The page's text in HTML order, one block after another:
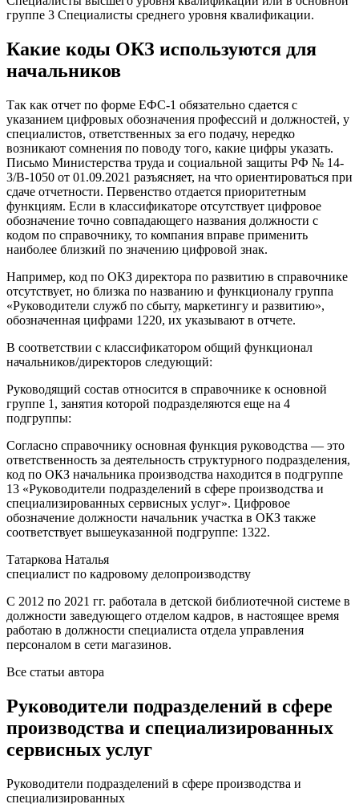
группе 3 Специалисты среднего уровня квалификации.
Какие коды ОКЗ используются для
начальников
Так как отчет по форме ЕФС-1 обязательно сдается с
указанием цифровых обозначения профессий и должностей, у
специалистов, ответственных за его подачу, нередко
возникают сомнения по поводу того, какие цифры указать.
Письмо Министерства труда и социальной защиты РФ № 14-
3/В-1050 от 01.09.2021 разъясняет, на что ориентироваться при
сдаче отчетности. Первенство отдается приоритетным
функциям. Если в классификаторе отсутствует цифровое
обозначение точно совпадающего названия должности с
кодом по справочнику, то компания вправе применить
наиболее близкий по значению цифровой знак.
Например, код по ОКЗ директора по развитию в справочнике
отсутствует, но близка по названию и функционалу группа
«Руководители служб по сбыту, маркетингу и развитию»,
обозначенная цифрами 1220, их указывают в отчете.
В соответствии с классификатором общий функционал
начальников/директоров следующий:
Руководящий состав относится в справочнике к основной
группе 1, занятия которой подразделяются еще на 4
подгруппы:
Согласно справочнику основная функция руководства — это
ответственность за деятельность структурного подразделения,
код по ОКЗ начальника производства находится в подгруппе
13 «Руководители подразделений в сфере производства и
специализированных сервисных услуг». Цифровое
обозначение должности начальник участка в ОКЗ также
соответствует вышеуказанной подгруппе: 1322.
Татаркова Наталья
специалист по кадровому делопроизводству
С 2012 по 2021 гг. работала в детской библиотечной системе в
должности заведующего отделом кадров, в настоящее время
работаю в должности специалиста отдела управления
персоналом в сети магазинов.
Все статьи автора
Руководители подразделений в сфере
производства и специализированных
сервисных услуг
Руководители подразделений в сфере производства и
специализированных